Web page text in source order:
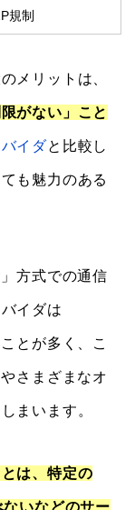
規制
メリットは、
がない」こと
イダと比較し
も魅力のある
方式での通信
イダは
とが多く、こ
さまざまなオ
まいます。
は、特定の
いなどのサー